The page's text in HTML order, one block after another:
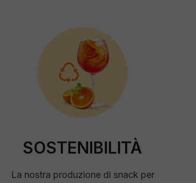
SOSTENIBILITÀ
La nostra produzione di snack per